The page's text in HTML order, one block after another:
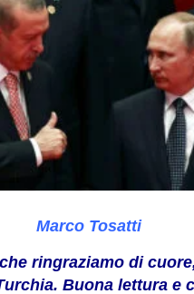
Marco Tosatti
ringraziamo di
Buona lettura e